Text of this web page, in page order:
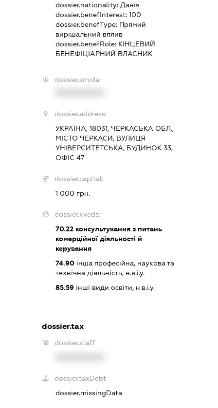
dossier.nationality: Данія
dossier.benefInterest:100
dossier.benefType: Прямий
вирішальний вплив
dossier.benefRole: КІНЦЕВИЙ
БЕНЕФІЦІАРНИЙ ВЛАСНИК
dossier.smida:
dossier.address:
УКРАЇНА, 18031, ЧЕРКАСЬКА ОБЛ.,
МІСТО ЧЕРКАСИ, ВУЛИЦЯ
УНІВЕРСИТЕТСЬКА, БУДИНОК 33,
ОФІС 47
dossier.capital:
1 000 грн.
dossier.kveds:
70.22 консультування з питань
комерційної діяльності й
керування
74.90 інша професійна, наукова та
технічна діяльність, н.в.і.у.
85.59 інші види освіти, н.в.і.у.
dossier.tax
dossier.staff
dossier.taxDebt
dossier.missingData